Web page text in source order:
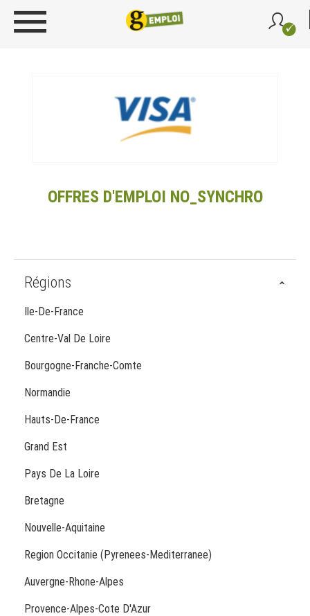
OFFRES D'EMPLOI NO_SYNCHRO
Régions
Ile-De-France
Centre-Val De Loire
Bourgogne-Franche-Comte
Normandie
Hauts-De-France
Grand Est
Pays De La Loire
Bretagne
Nouvelle-Aquitaine
Region Occitanie (Pyrenees-Mediterranee)
Auvergne-Rhone-Alpes
Provence-Alpes-Cote D'Azur